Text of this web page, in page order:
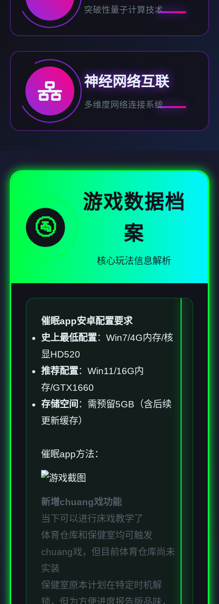
突破性量子计算技术
神经网络互联
多维度网络连接系统
🚰
游戏数据档
案
核心玩法信息解析
催眠app安卓配置要求
​史上最低配置​​：Win7/4G内存/核
显HD520
​推荐配置​​：Win11/16G内
存/GTX1660
​存储空间​ ​：需预留5GB（含后续
更新缓存）
催眠app方法：
新增chuang戏功能
当下可以进行床戏教学了
体育仓库和保健室均可触发
chuang戏，但目前体育仓库尚未
实装
保健室原本计划在特定时机解
锁，但为方便进度报告版品味，